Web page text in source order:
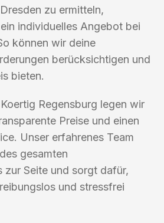
zu ermitteln,
individuelles Angebot bei
können wir deine
berücksichtigen und
bieten.
Regensburg legen wir
Preise und einen
Unser erfahrenes Team
gesamten
zur Seite und sorgt dafür,
und stressfrei